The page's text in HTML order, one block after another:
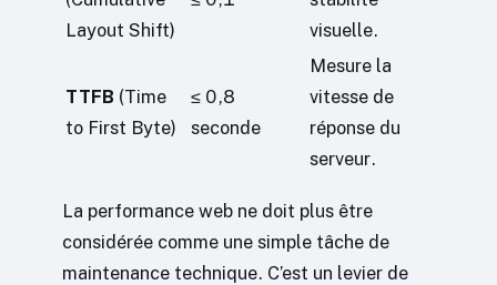
Layout Shift)
visuelle.
TTFB (Time
to First Byte)
≤ 0,8
seconde
Mesure la
vitesse de
réponse du
serveur.
La performance web ne doit plus être
considérée comme une simple tâche de
maintenance technique. C’est un levier de